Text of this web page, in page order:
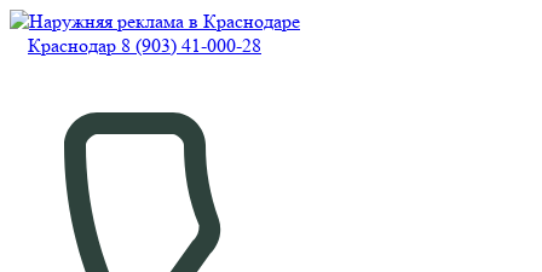
Краснодар 8 (903) 41-000-28